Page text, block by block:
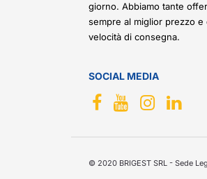
giorno. Abbiamo tante
sempre al miglior prezzo e
velocità di consegna.
SOCIAL MEDIA
© 2020 BRIGEST SRL - Sede